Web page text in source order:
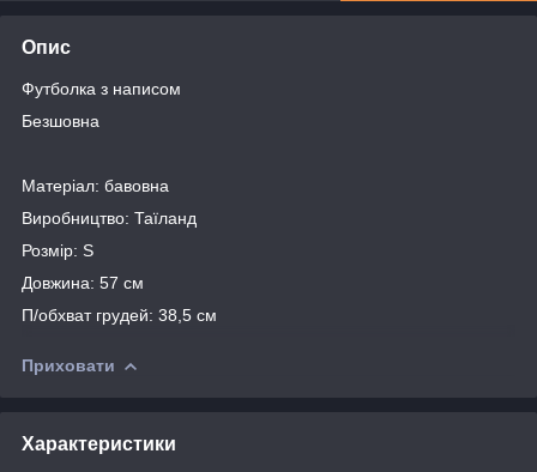
Опис
Футболка з написом
Безшовна
Матеріал: бавовна
Виробництво: Таїланд
Розмір: S
Довжина: 57 см
П/обхват грудей: 38,5 см
Приховати
Характеристики